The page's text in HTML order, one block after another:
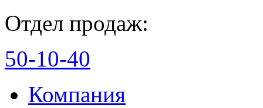
Отдел продаж:
50-10-40
Компания